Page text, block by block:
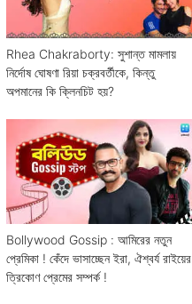
Rhea Chakraborty: সুশান্ত মামলায়
নির্দোষ ঘোষণা রিয়া চক্রবর্তীকে, কিন্তু
অপমানের কি ক্লিনচিট হয়?
Bollywood Gossip : আমিরের নতুন
প্রেমিকা ! কেঁদে ভাসাচ্ছেন ইরা, ঐশ্বর্য রাইয়ের
ত্রিকোণ প্রেমের সম্পর্ক !